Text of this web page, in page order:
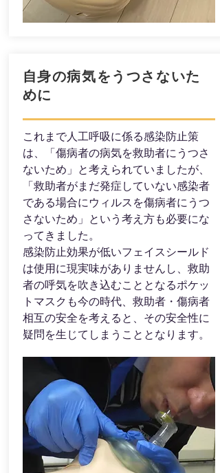
自身の病気をうつさないた
めに
​これまで人工呼吸に係る感染防止策
は、「傷病者の病気を救助者にうつさ
ないため」と考えられていましたが、
「救助者がまだ発症していない感染者
である場合にウィルスを傷病者にうつ
さないため」という考え方も必要にな
ってきました。
感染防止効果が低いフェイスシールド
は使用に現実味がありませんし、救助
者の呼気を吹き込むこととなるポケッ
トマスクも今の時代、救助者・傷病者
相互の安全を考えると、その安全性に
疑問を生じてしまうこととなります。